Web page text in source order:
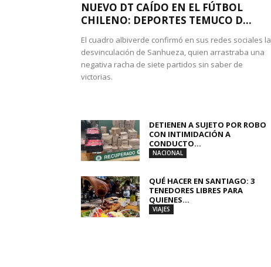
NUEVO DT CAÍDO EN EL FÚTBOL
CHILENO: DEPORTES TEMUCO D...
El cuadro albiverde confirmó en sus redes sociales la
desvinculación de Sanhueza, quien arrastraba una
negativa racha de siete partidos sin saber de
victorias.
DETIENEN A SUJETO POR ROBO
CON INTIMIDACIÓN A
CONDUCTO...
NACIONAL
QUÉ HACER EN SANTIAGO: 3
TENEDORES LIBRES PARA
QUIENES...
VIAJES